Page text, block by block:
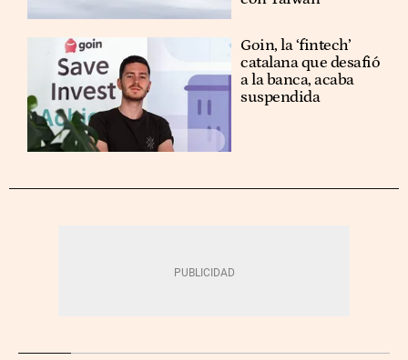
Goin, la ‘fintech’
catalana que desafió
a la banca, acaba
suspendida